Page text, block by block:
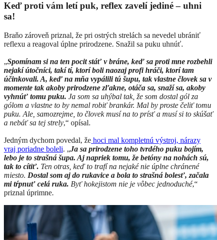
Keď proti vám letí puk, reflex zavelí jediné – uhni
sa!
Braňo zároveň priznal, že pri ostrých strelách sa nevedel ubrániť
reflexu a reagoval úplne prirodzene. Snažil sa puku uhnúť.
„Spomínam si na ten pocit stáť v bráne, keď sa proti mne rozbehli
nejakí útočníci, takí tí, ktorí boli naozaj profi hráči, ktorí tam
účinkovali. A, keď na mňa vypálili tú šupu, tak vlastne človek sa v
momente tak akoby prirodzene zľakne, otáča sa, snaží sa, akoby
vyhnúť tomu puku. Ja som sa uhýbal tak, že som dostal gól za
gólom a vlastne to by nemal robiť brankár. Mal by proste čeliť tomu
puku. Ale, samozrejme, to človek musí na to prísť a musí si to skúšať
a nebáť sa tej strely,“ opísal.
Jedným dychom povedal, že hoci mal kompletnú výstroj, nárazy
vraj poriadne boleli. „Ja sa prirodzene toho tvrdého puku bojím,
lebo je to strašná šupa. Aj napriek tomu, že betóny na nohách sú,
tak to cítiť. Ten otras, keď to trafí na nejaké nie úplne chránené
miesto. Dostal som aj do rukavice a bola to strašná bolesť, začala
mi tŕpnuť celá ruka. Byť hokejistom nie je vôbec jednoduché,“
priznal úprimne.